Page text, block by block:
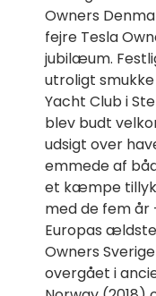
Owners
fejre Tesla
jubilæum.
utroligt
Yacht Club i
blev budt
udsigt over
emmede af
et kæmpe
med de fem
Europas
Owners
overgået i